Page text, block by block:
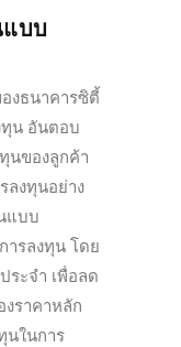
แบบ
งธนาคารซิตี้
ทุน อันตอบ
นของลูกค้า
ลงทุนอย่าง
แบบ
ารลงทุน โดย
ระจำ เพื่อลด
ราคาหลัก
นในการ